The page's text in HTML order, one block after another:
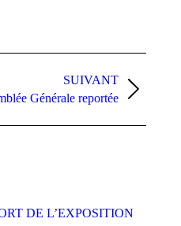
SUIVANT
Générale reportée
DE L’EXPOSITION